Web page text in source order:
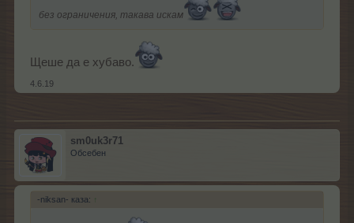
без ограничения, такава искам
Щеше да е хубаво.
4.6.19
sm0uk3r71
Обсебен
-niksan- каза: ↑